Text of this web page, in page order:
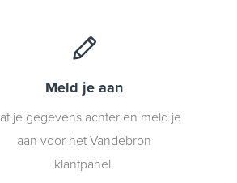
je gegevens achter en meld je
aan voor het Vandebron
klantpanel.
Meld je aan